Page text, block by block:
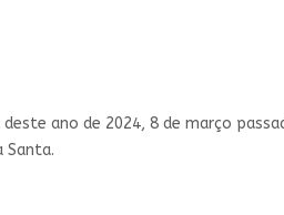
ano de 2024, 8 de março
Santa.